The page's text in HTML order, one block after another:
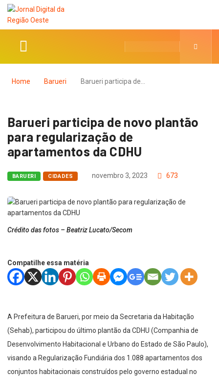
Home Barueri Barueri participa de…
Barueri participa de novo plantão
para regularização de
apartamentos da CDHU
BARUERI CIDADES novembro 3, 2023 673
Crédito das fotos – Beatriz Lucato/Secom
Compatilhe essa matéria
A Prefeitura de Barueri, por meio da Secretaria da Habitação
(Sehab), participou do último plantão da CDHU (Companhia de
Desenvolvimento Habitacional e Urbano do Estado de São Paulo),
visando a Regularização Fundiária dos 1.088 apartamentos dos
conjuntos habitacionais construídos pelo governo estadual no